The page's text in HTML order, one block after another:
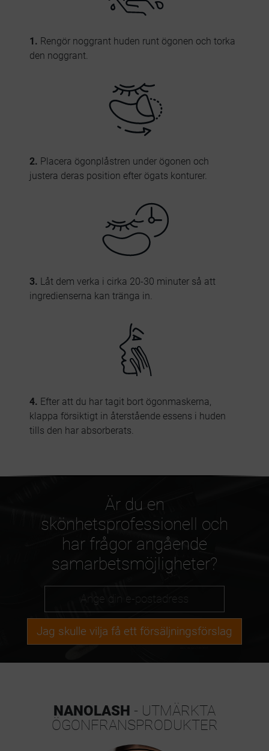
1. Rengör noggrant huden runt ögonen och torka
den noggrant.
2. Placera ögonplåstren under ögonen och
justera deras position efter ögats konturer.
3. Låt dem verka i cirka 20-30 minuter så att
ingredienserna kan tränga in.
4. Efter att du har tagit bort ögonmaskerna,
klappa försiktigt in återstående essens i huden
tills den har absorberats.
Är du en
skönhetsprofessionell och
har frågor angående
samarbetsmöjligheter?
Jag skulle vilja få ett försäljningsförslag
NANOLASH - UTMÄRKTA
ÖGONFRANSPRODUKTER